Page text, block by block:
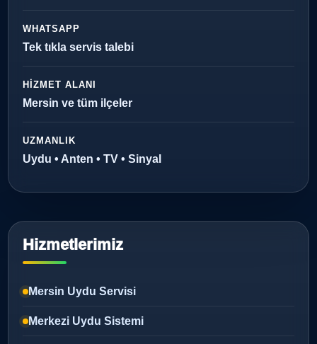
WHATSAPP
Tek tıkla servis talebi
HIZMET ALANI
Mersin ve tüm ilçeler
UZMANLIK
Uydu • Anten • TV • Sinyal
Hizmetlerimiz
Mersin Uydu Servisi
Merkezi Uydu Sistemi